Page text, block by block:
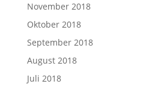
November 2018
Oktober 2018
September 2018
August 2018
Juli 2018